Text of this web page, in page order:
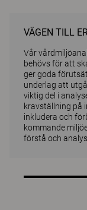
VÄGEN TILL
Vår
behövs för att
ger goda
underlag att
viktig del i
kravställning på
inkludera och
kommande
förstå och